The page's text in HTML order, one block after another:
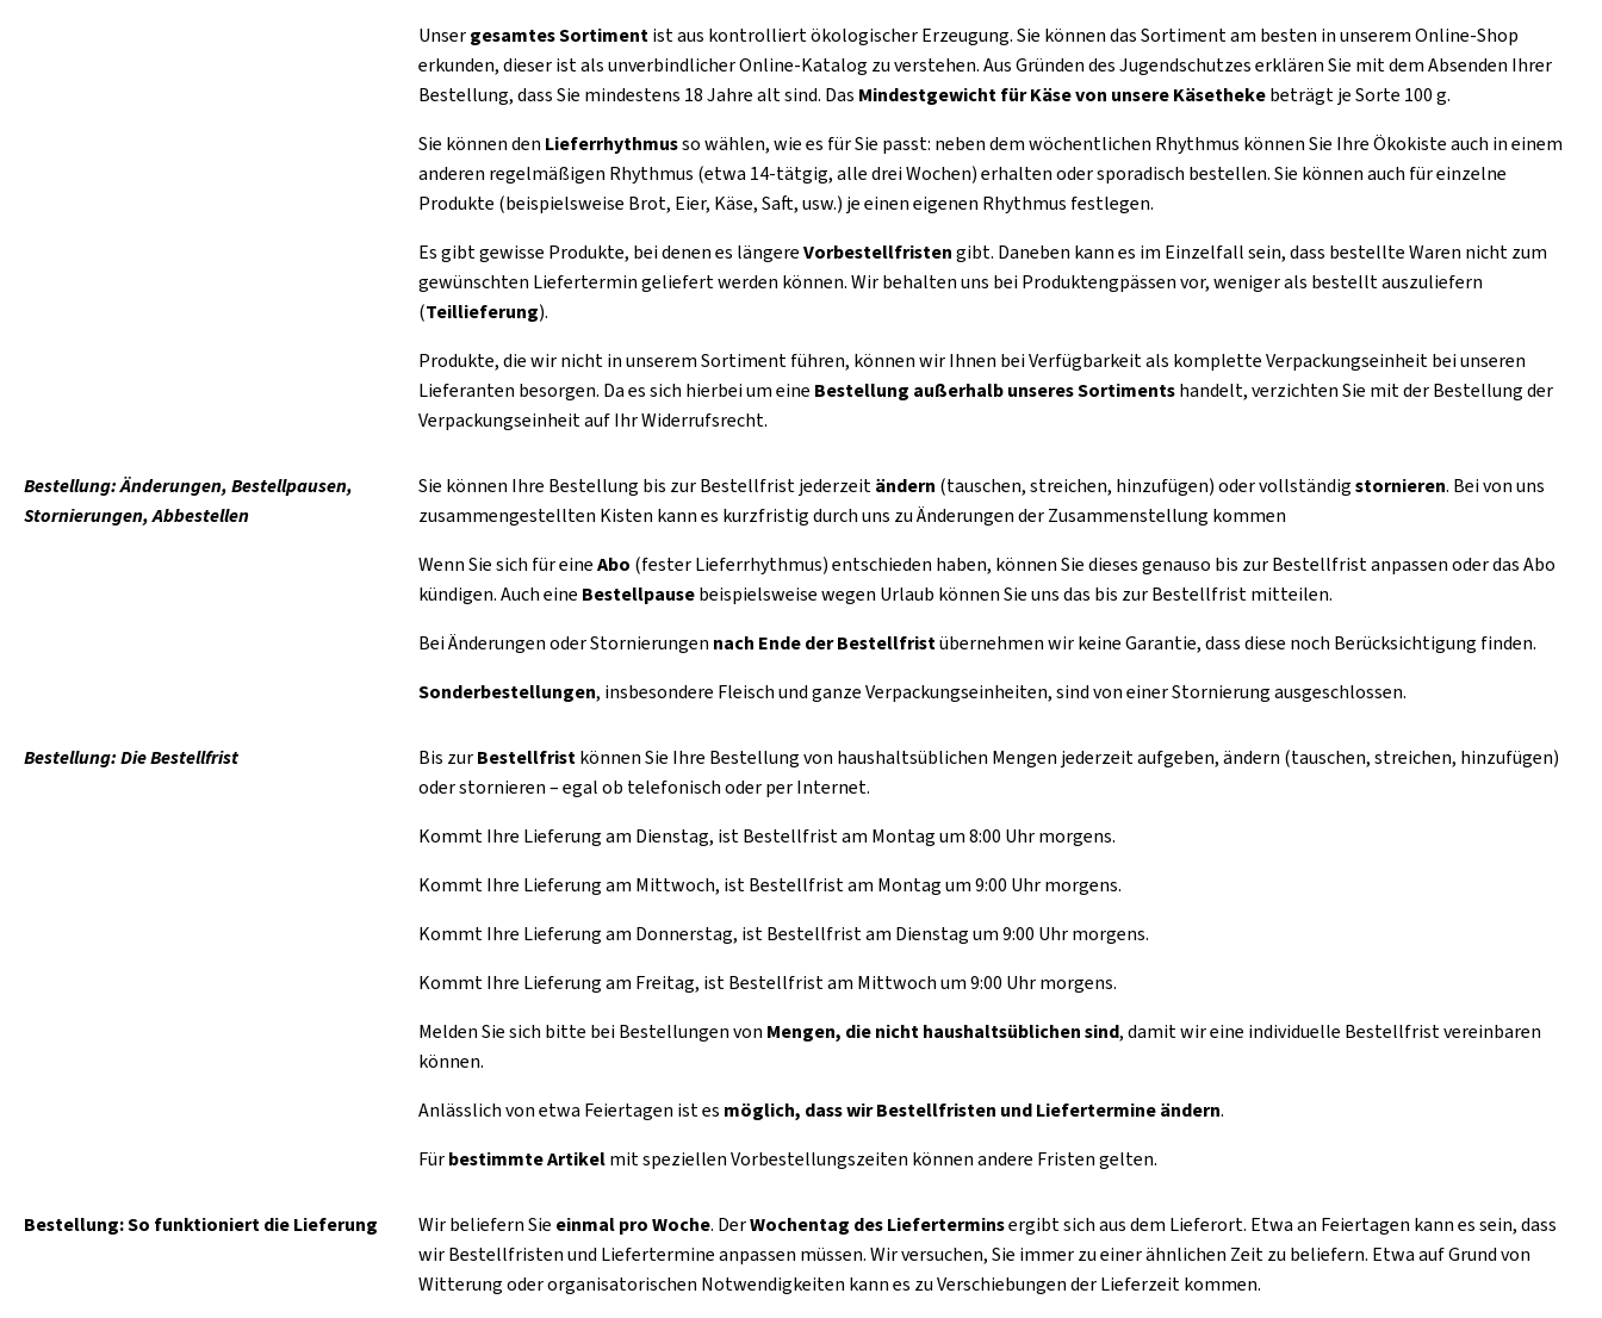
Unsergesamtes Sortimentist aus kontrolliert ökologischer Erzeugung. Sie können das Sortiment am besten in unserem Online-Shop
erkunden, dieser ist als unverbindlicher Online-Katalog zu verstehen. Aus Gründen des Jugendschutzes erklären Sie mit dem Absenden Ihrer
Bestellung, dass Sie mindestens 18 Jahre alt sind. Das Mindestgewicht für Käse von unsere Käsethekebeträgt je Sorte 100 g.
Sie können den Lieferrhythmusso wählen, wie es für Sie passt: neben dem wöchentlichen Rhythmus können Sie Ihre Ökokiste auch in einem
anderen regelmäßigen Rhythmus (etwa 14-tätgig, alle drei Wochen) erhalten oder sporadisch bestellen. Sie können auch für einzelne
Produkte (beispielsweise Brot, Eier, Käse, Saft, usw.) je einen eigenen Rhythmus festlegen.
Es gibt gewisse Produkte, bei denen es längereVorbestellfristengibt. Daneben kann es im Einzelfall sein, dass bestellte Waren nicht zum
gewünschten Liefertermin geliefert werden können. Wir behalten uns bei Produktengpässen vor, weniger als bestellt auszuliefern
(Teillieferung).
Produkte, die wir nicht in unserem Sortiment führen, können wir Ihnen bei Verfügbarkeit als komplette Verpackungseinheit bei unseren
Lieferanten besorgen. Da es sich hierbei um eine Bestellung außerhalb unseres Sortimentshandelt, verzichten Sie mit der Bestellung der
Verpackungseinheit auf Ihr Widerrufsrecht.
Bestellung: Änderungen, Bestellpausen,
Stornierungen, Abbestellen
Sie können Ihre Bestellung bis zur Bestellfrist jederzeitändern (tauschen, streichen, hinzufügen) oder vollständigstornieren. Bei von uns
zusammengestellten Kisten kann es kurzfristig durch uns zu Änderungen der Zusammenstellung kommen
Wenn Sie sich für eineAbo (fester Lieferrhythmus) entschieden haben, können Sie dieses genauso bis zur Bestellfrist anpassen oder das Abo
kündigen. Auch eine Bestellpausebeispielsweise wegen Urlaub können Sie uns das bis zur Bestellfrist mitteilen.
Bei Änderungen oder Stornierungen nach Ende der Bestellfristübernehmen wir keine Garantie, dass diese noch Berücksichtigung finden.
Sonderbestellungen, insbesondere Fleisch und ganze Verpackungseinheiten, sind von einer Stornierung ausgeschlossen.
Bestellung: Die Bestellfrist Bis zurBestellfristkönnen Sie Ihre Bestellung von haushaltsüblichen Mengen jederzeit aufgeben, ändern (tauschen, streichen, hinzufügen)
oder stornieren – egal ob telefonisch oder per Internet.
Kommt Ihre Lieferung am Dienstag, ist Bestellfrist am Montag um 8:00 Uhr morgens.
Kommt Ihre Lieferung am Mittwoch, ist Bestellfrist am Montag um 9:00 Uhr morgens.
Kommt Ihre Lieferung am Donnerstag, ist Bestellfrist am Dienstag um 9:00 Uhr morgens.
Kommt Ihre Lieferung am Freitag, ist Bestellfrist am Mittwoch um 9:00 Uhr morgens.
Melden Sie sich bitte bei Bestellungen von Mengen, die nicht haushaltsüblichen sind, damit wir eine individuelle Bestellfrist vereinbaren
können.
Anlässlich von etwa Feiertagen ist es möglich, dass wir Bestellfristen und Liefertermine ändern.
Fürbestimmte Artikelmit speziellen Vorbestellungszeiten können andere Fristen gelten.
Bestellung: So funktioniert die Lieferung Wir beliefern Sie einmal pro Woche. DerWochentag des Lieferterminsergibt sich aus dem Lieferort. Etwa an Feiertagen kann es sein, dass
wir Bestellfristen und Liefertermine anpassen müssen. Wir versuchen, Sie immer zu einer ähnlichen Zeit zu beliefern. Etwa auf Grund von
Witterung oder organisatorischen Notwendigkeiten kann es zu Verschiebungen der Lieferzeit kommen.